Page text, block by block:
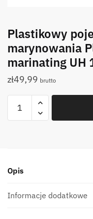
Plastikowy
marynowania
marinating UH
zł49,99 brutto
Plastikowy
container
marinating
Opis
Informacje dodatkowe